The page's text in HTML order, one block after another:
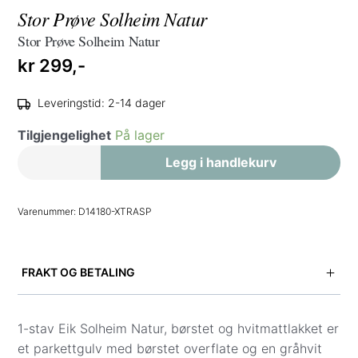
Stor Prøve Solheim Natur
Stor Prøve Solheim Natur
kr 299,-
Leveringstid: 2-14 dager
Tilgjengelighet På lager
Natur
Legg i handlekurv
Varenummer: D14180-XTRASP
FRAKT OG BETALING
Fraktpris vises i kassen når du har lagt inn adresse
og kontaktinformasjon.
1-stav Eik Solheim Natur, børstet og hvitmattlakket er
et parkettgulv med børstet overflate og en gråhvit